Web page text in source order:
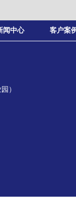
闻中心 客户案
）